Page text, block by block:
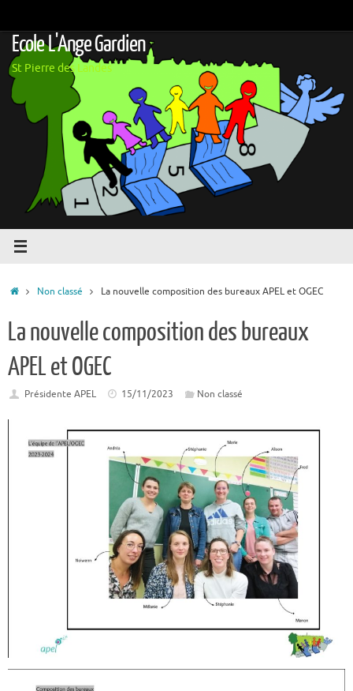
contenu
Ecole L'Ange Gardien
St Pierre des Landes
AccueilNon classé La nouvelle composition des bureaux APEL et OGEC
La nouvelle composition des bureaux
APEL et OGEC
Présidente APEL 15/11/2023 Non classé